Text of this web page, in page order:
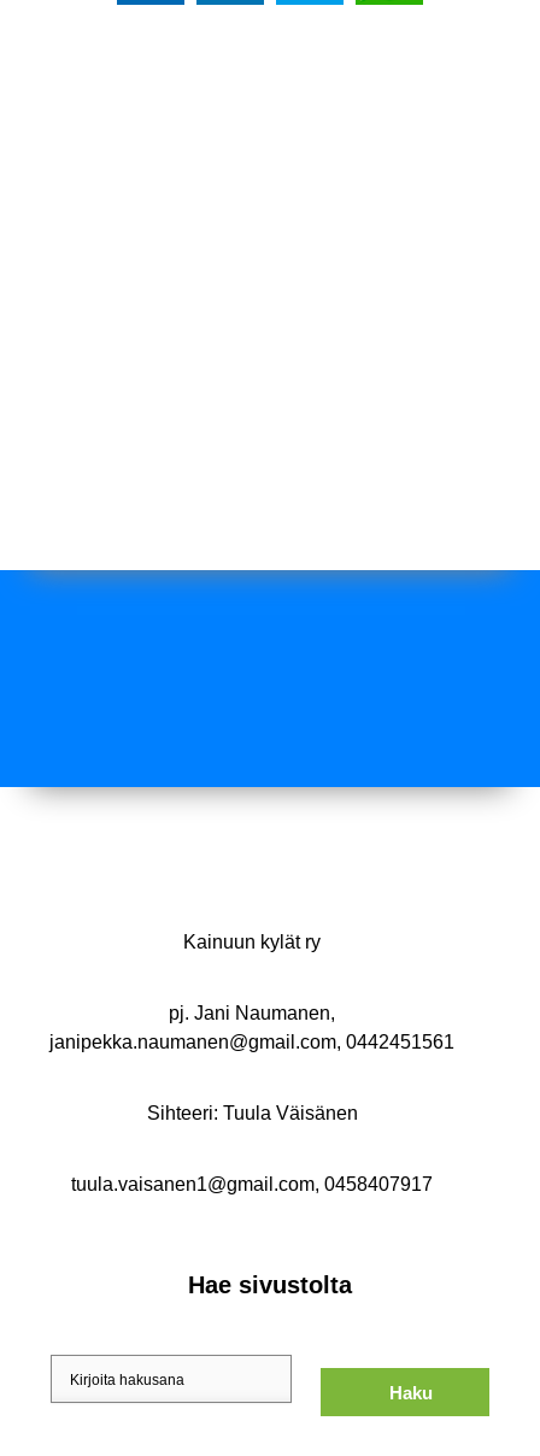
Kainuun kylät ry
pj. Jani Naumanen,
janipekka.naumanen@gmail.com, 0442451561
Sihteeri: Tuula Väisänen
tuula.vaisanen1@gmail.com, 0458407917
Hae sivustolta